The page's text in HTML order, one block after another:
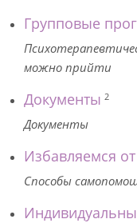
Групповые
можно прийти
Документы 2
Документы
Избавляемся
Способы